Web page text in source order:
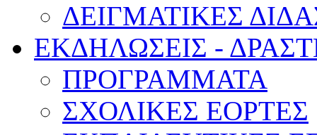
ΔΕΙΓΜΑΤΙΚΕΣ
ΕΚΔΗΛΩΣΕΙΣ -
ΠΡΟΓΡΑΜΜΑΤΑ
ΣΧΟΛΙΚΕΣ ΕΟΡΤΕΣ